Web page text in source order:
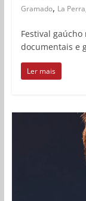
Gramado, La Perra
Festival
documentais e
Ler mais